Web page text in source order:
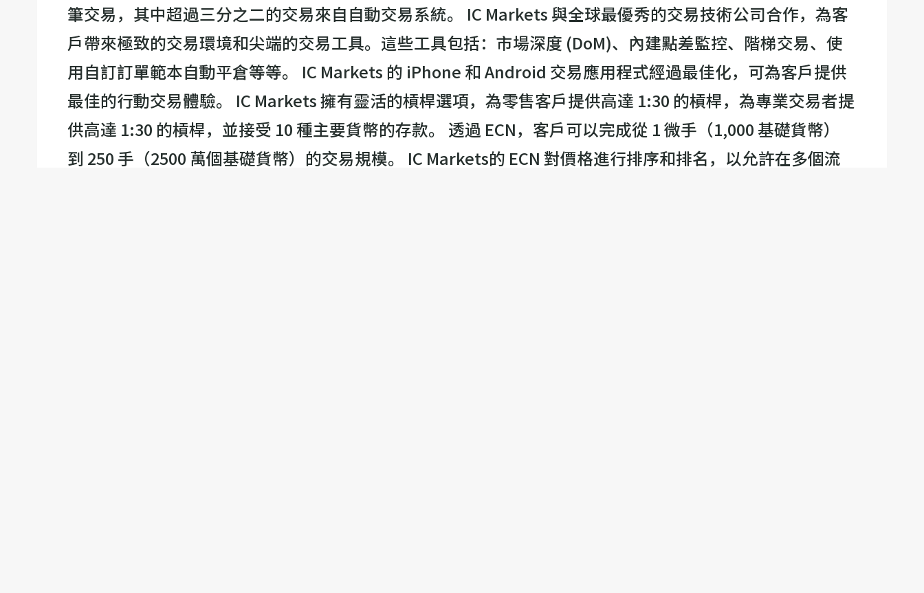
筆交易，其中超過三分之二的交易來自自動交易系統。 IC Markets 與全球最優秀的交易技術公司合作，為客
戶帶來極致的交易環境和尖端的交易工具。這些工具包括：市場深度 (DoM)、內建點差監控、階梯交易、使
用自訂訂單範本自動平倉等等。 IC Markets 的 iPhone 和 Android 交易應用程式經過最佳化，可為客戶提供
最佳的行動交易體驗。 IC Markets 擁有靈活的槓桿選項，為零售客戶提供高達 1:30 的槓桿，為專業交易者提
供高達 1:30 的槓桿，並接受 10 種主要貨幣的存款。 透過 ECN，客戶可以完成從 1 微手（1,000 基礎貨幣）
到 250 手（2500 萬個基礎貨幣）的交易規模。 IC Markets的 ECN 對價格進行排序和排名，以允許在多個流